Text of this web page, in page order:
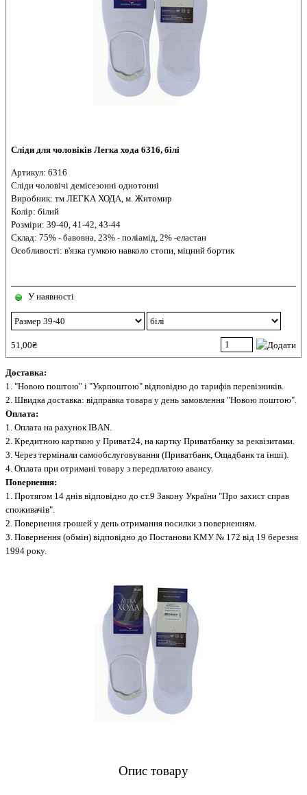
Сліди для чоловіків Легка хода 6316, білі
Артикул: 6316
Сліди чоловічі демісезонні однотонні
Виробник: тм ЛЕГКА ХОДА, м. Житомир
Колір: білий
Розміри: 39-40, 41-42, 43-44
Склад: 75% - бавовна, 23% - поліамід, 2% -еластан
Особливості: в'язка гумкою навколо стопи, міцний бортик
У наявності
51,00₴
Доставка:
1. "Новою поштою" і "Укрпоштою" відповідно до тарифів перевізників.
2. Швидка доставка: відправка товара у день замовлення "Новою поштою".
Оплата:
1. Оплата на рахунок IBAN.
2. Кредитною карткою у Приват24, на картку Приватбанку за реквізитами.
3. Через термінали самообслуговування (Приватбанк, Ощадбанк та інші).
4. Оплата при отримані товару з передплатою авансу.
Повернення:
1. Протягом 14 днів відповідно до ст.9 Закону України "Про захист справ
споживачів".
2. Повернення грошей у день отримання посилки з поверненням.
3. Повернення (обмін) відповідно до Постанови КМУ № 172 від 19 березня
1994 року.
Опис товару